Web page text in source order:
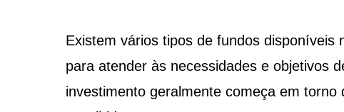
Existem vários tipos de fundos
para atender às necessidades e objetivos
investimento geralmente começa em